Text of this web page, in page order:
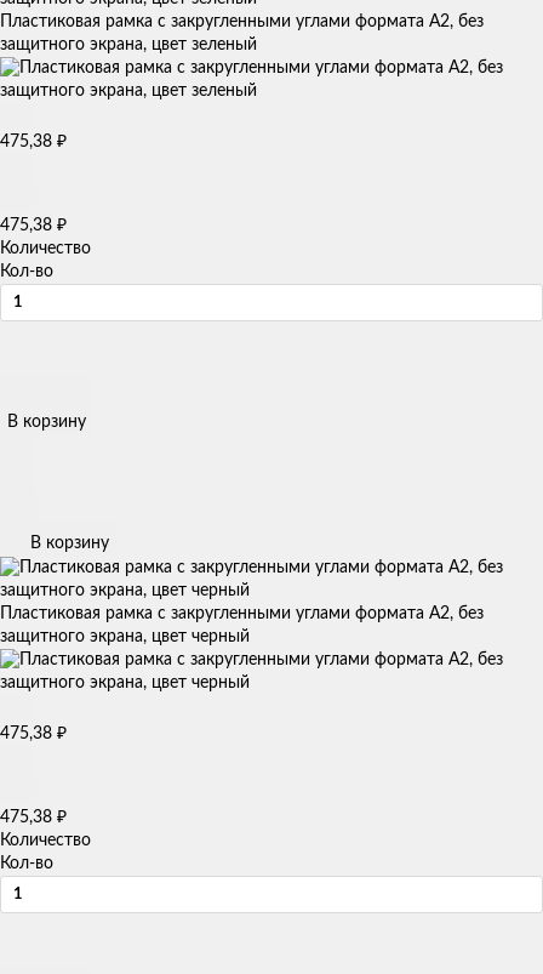
Пластиковая рамка с закругленными углами формата А2, без
защитного экрана, цвет зеленый
475,38 ₽
475,38 ₽
Количество
Кол-во
В корзину
В корзину
Пластиковая рамка с закругленными углами формата А2, без
защитного экрана, цвет черный
475,38 ₽
475,38 ₽
Количество
Кол-во